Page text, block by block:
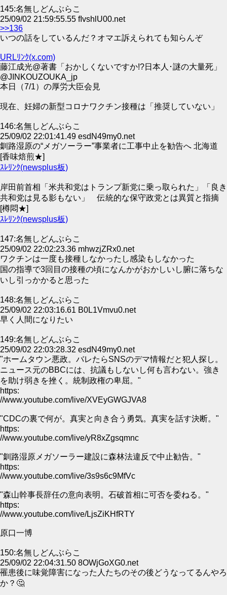
145:名無しどんぶらこ
25/09/02 21:59:55.55 fIvshlU00.net
>>136
いつの話をしているんだ？オマエ訴えられても知らんぞ
URLﾘﾝｸ(x.com)
藤江成光@著書「おかしくないですか!?日本人･謎の大量死」
@JINKOUZOUKA_jp
本日（7/1）の厚労大臣会見
現在、妊婦の新型コロナワクチン接種は「推奨していない」
146:名無しどんぶらこ
25/09/02 22:01:41.49 esdN49my0.net
釧路湿原の“メガソーラー”事業者に工事中止を勧告へ 北海道
[香味焙煎★]
ｽﾚﾘﾝｸ(newsplus板)
岸田前首相「米共和党はトランプ新党に乗っ取られた」「良き
共和党は見る影もない」 伝統的な保守政党とは異質と指摘
[樽悶★]
ｽﾚﾘﾝｸ(newsplus板)
147:名無しどんぶらこ
25/09/02 22:02:23.36 mhwzjZRx0.net
ワクチンは一度も接種しなかったし感染もしなかった
国の指導で3回目の接種の頃になんかがおかしいし腑に落ちな
いし引っかかると思った
148:名無しどんぶらこ
25/09/02 22:03:16.61 B0L1Vmvu0.net
早く人間になりたい
149:名無しどんぶらこ
25/09/02 22:03:28.32 esdN49my0.net
"ホームタウン悪政。バレたらSNSのデマ情報だと犯人探し。
ニュース元のBBCには、抗議もしないし何も言わない。強き
を助け弱きを挫く。統制政権の卑屈。"
https:
//www.youtube.com/live/XVEyGWGJVA8
"CDCの裏で何が。真実と向き合う勇気。真実を話す決断。"
https:
//www.youtube.com/live/yR8xZgsqmnc
"釧路湿原メガソーラー建設に森林法違反で中止勧告。"
https:
//www.youtube.com/live/3s9s6c9MfVc
"森山幹事長辞任の意向表明。石破首相に可否を委ねる。"
https:
//www.youtube.com/live/LjsZiKHfRTY
原口一博
150:名無しどんぶらこ
25/09/02 22:04:31.50 8OWjGoXG0.net
罹患後に味覚障害になった人たちのその後どうなってるんやろ
か？🤔